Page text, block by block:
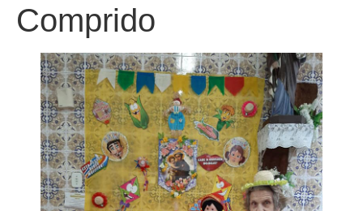
Comprido